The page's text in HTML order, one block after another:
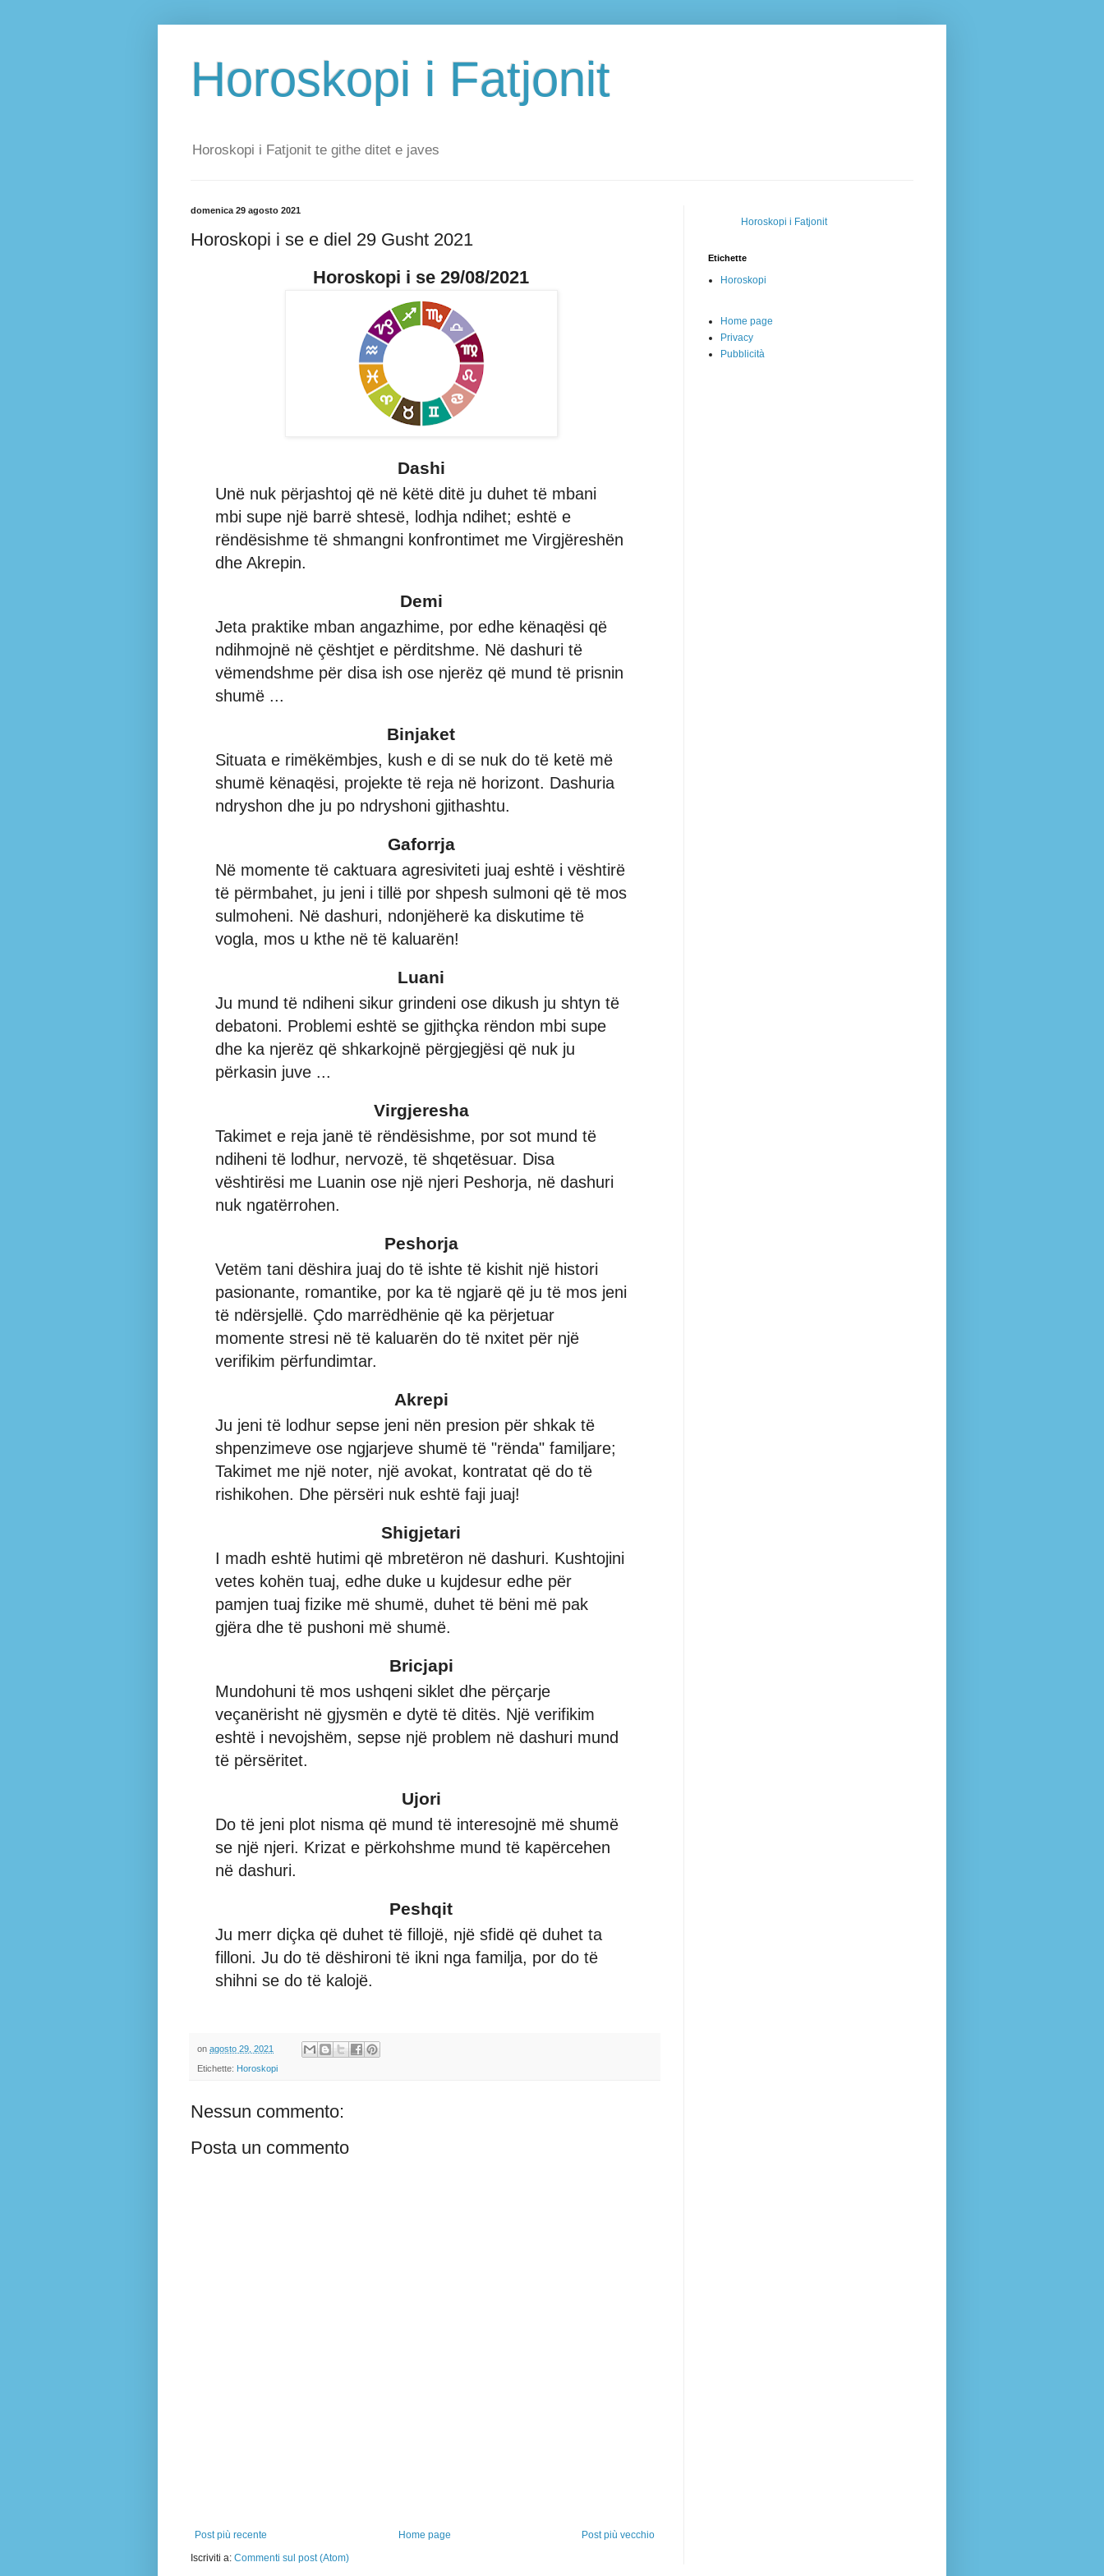
Horoskopi i Fatjonit
Horoskopi i Fatjonit te githe ditet e javes
domenica 29 agosto 2021
Horoskopi i se e diel 29 Gusht 2021
Horoskopi i se 29/08/2021
Dashi
Unë nuk përjashtoj që në këtë ditë ju duhet të mbani
mbi supe një barrë shtesë, lodhja ndihet; eshtë e
rëndësishme të shmangni konfrontimet me Virgjëreshën
dhe Akrepin.
Demi
Jeta praktike mban angazhime, por edhe kënaqësi që
ndihmojnë në çështjet e përditshme. Në dashuri të
vëmendshme për disa ish ose njerëz që mund të prisnin
shumë ...
Binjaket
Situata e rimëkëmbjes, kush e di se nuk do të ketë më
shumë kënaqësi, projekte të reja në horizont. Dashuria
ndryshon dhe ju po ndryshoni gjithashtu.
Gaforrja
Në momente të caktuara agresiviteti juaj eshtë i vështirë
të përmbahet, ju jeni i tillë por shpesh sulmoni që të mos
sulmoheni. Në dashuri, ndonjëherë ka diskutime të
vogla, mos u kthe në të kaluarën!
Luani
Ju mund të ndiheni sikur grindeni ose dikush ju shtyn të
debatoni. Problemi eshtë se gjithçka rëndon mbi supe
dhe ka njerëz që shkarkojnë përgjegjësi që nuk ju
përkasin juve ...
Virgjeresha
Takimet e reja janë të rëndësishme, por sot mund të
ndiheni të lodhur, nervozë, të shqetësuar. Disa
vështirësi me Luanin ose një njeri Peshorja, në dashuri
nuk ngatërrohen.
Peshorja
Vetëm tani dëshira juaj do të ishte të kishit një histori
pasionante, romantike, por ka të ngjarë që ju të mos jeni
të ndërsjellë. Çdo marrëdhënie që ka përjetuar
momente stresi në të kaluarën do të nxitet për një
verifikim përfundimtar.
Akrepi
Ju jeni të lodhur sepse jeni nën presion për shkak të
shpenzimeve ose ngjarjeve shumë të "rënda" familjare;
Takimet me një noter, një avokat, kontratat që do të
rishikohen. Dhe përsëri nuk eshtë faji juaj!
Shigjetari
I madh eshtë hutimi që mbretëron në dashuri. Kushtojini
vetes kohën tuaj, edhe duke u kujdesur edhe për
pamjen tuaj fizike më shumë, duhet të bëni më pak
gjëra dhe të pushoni më shumë.
Bricjapi
Mundohuni të mos ushqeni siklet dhe përçarje
veçanërisht në gjysmën e dytë të ditës. Një verifikim
eshtë i nevojshëm, sepse një problem në dashuri mund
të përsëritet.
Ujori
Do të jeni plot nisma që mund të interesojnë më shumë
se një njeri. Krizat e përkohshme mund të kapërcehen
në dashuri.
Peshqit
Ju merr diçka që duhet të fillojë, një sfidë që duhet ta
filloni. Ju do të dëshironi të ikni nga familja, por do të
shihni se do të kalojë.
on agosto 29, 2021
Etichette: Horoskopi
Nessun commento:
Posta un commento
Post più recente Post più vecchio
Home page
Iscriviti a: Commenti sul post (Atom)
Horoskopi i Fatjonit
Etichette
Horoskopi
Home page
Privacy
Pubblicità